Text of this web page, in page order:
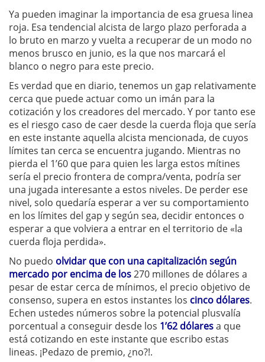
Ya pueden imaginar la importancia de esa gruesa linea
roja. Esa tendencial alcista de largo plazo perforada a
lo bruto en marzo y vuelta a recuperar de un modo no
menos brusco en junio, es la que nos marcará el
blanco o negro para este precio.
Es verdad que en diario, tenemos un gap relativamente
cerca que puede actuar como un imán para la
cotización y los creadores del mercado. Y por tanto ese
es el riesgo caso de caer desde la cuerda floja que sería
en este instante aquella alcista mencionada, de cuyos
límites tan cerca se encuentra jugando. Mientras no
pierda el 1’60 que para quien les larga estos mítines
sería el precio frontera de compra/venta, podría ser
una jugada interesante a estos niveles. De perder ese
nivel, solo quedaría esperar a ver su comportamiento
en los límites del gap y según sea, decidir entonces o
esperar a que volviera a entrar en el territorio de «la
cuerda floja perdida».
No puedo olvidar que con una capitalización según
mercado por encima de los270 millones de dólares a
pesar de estar cerca de mínimos, el precio objetivo de
consenso, supera en estos instantes los cinco dólares.
Echen ustedes números sobre la potencial plusvalía
porcentual a conseguir desde los 1’62 dólaresa que
está cotizando en este instante que escribo estas
lineas. ¡Pedazo de premio, ¿no?!.